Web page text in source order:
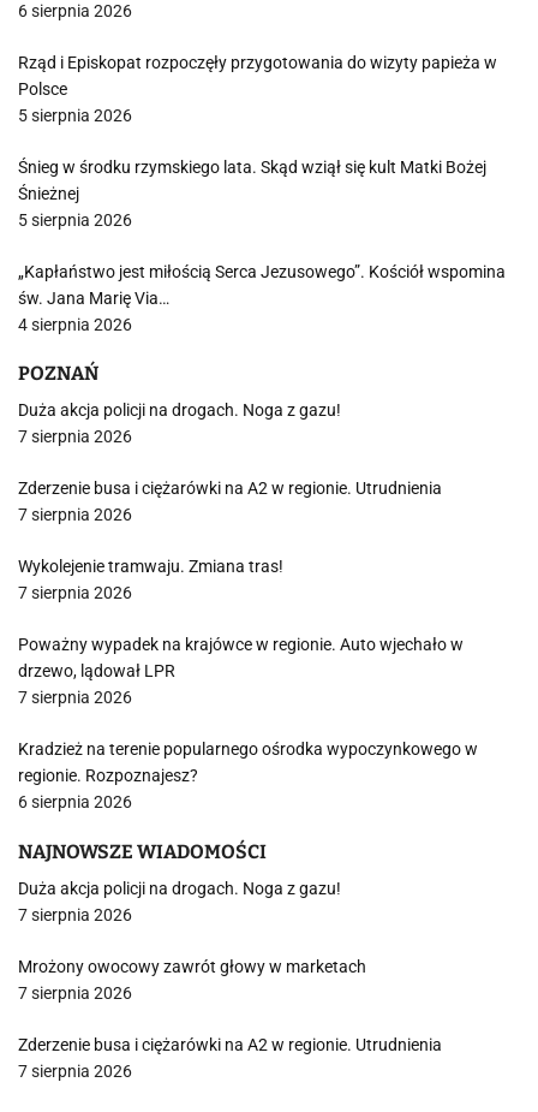
6 sierpnia 2026
Rząd i Episkopat rozpoczęły przygotowania do wizyty papieża w
Polsce
5 sierpnia 2026
Śnieg w środku rzymskiego lata. Skąd wziął się kult Matki Bożej
Śnieżnej
5 sierpnia 2026
„Kapłaństwo jest miłością Serca Jezusowego”. Kościół wspomina
św. Jana Marię Via…
4 sierpnia 2026
POZNAŃ
Duża akcja policji na drogach. Noga z gazu!
7 sierpnia 2026
Zderzenie busa i ciężarówki na A2 w regionie. Utrudnienia
7 sierpnia 2026
Wykolejenie tramwaju. Zmiana tras!
7 sierpnia 2026
Poważny wypadek na krajówce w regionie. Auto wjechało w
drzewo, lądował LPR
7 sierpnia 2026
Kradzież na terenie popularnego ośrodka wypoczynkowego w
regionie. Rozpoznajesz?
6 sierpnia 2026
NAJNOWSZE WIADOMOŚCI
Duża akcja policji na drogach. Noga z gazu!
7 sierpnia 2026
Mrożony owocowy zawrót głowy w marketach
7 sierpnia 2026
Zderzenie busa i ciężarówki na A2 w regionie. Utrudnienia
7 sierpnia 2026